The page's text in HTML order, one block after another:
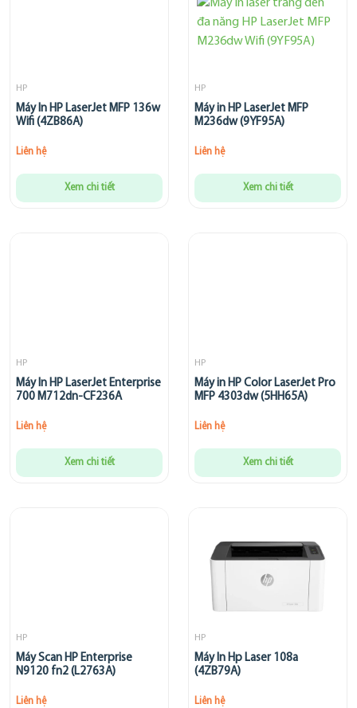
HP
Máy In HP LaserJet MFP 136w
Wifi (4ZB86A)
Liên hệ
Xem chi tiết
HP
Máy in HP LaserJet MFP
M236dw (9YF95A)
Liên hệ
Xem chi tiết
HP
Máy In HP LaserJet Enterprise
700 M712dn-CF236A
Liên hệ
Xem chi tiết
HP
Máy in HP Color LaserJet Pro
MFP 4303dw (5HH65A)
Liên hệ
Xem chi tiết
HP
Máy Scan HP Enterprise
N9120 fn2 (L2763A)
Liên hệ
HP
Máy In Hp Laser 108a
(4ZB79A)
Liên hệ